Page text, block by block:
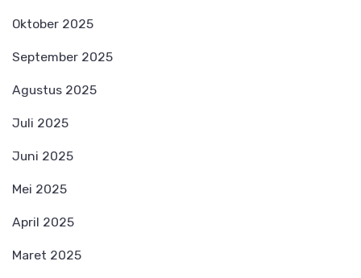
Oktober 2025
September 2025
Agustus 2025
Juli 2025
Juni 2025
Mei 2025
April 2025
Maret 2025